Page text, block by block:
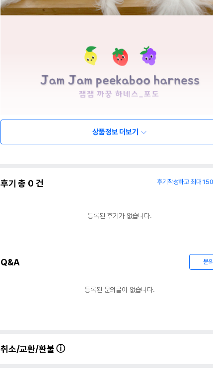
상품정보 더보기
후기 총 0 건 후기작성하고 최대 150
등록된 후기가 없습니다.
Q&A 문
등록된 문의글이 없습니다.
취소/교환/환불